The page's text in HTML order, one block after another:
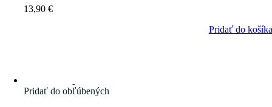
13,90€
Pridať do košíka
Pridať do obľúbených